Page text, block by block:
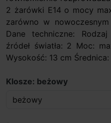
2 żarówki E14 o mocy
zarówno w
Dane techniczne:
źródeł światła: 2 Moc:
Wysokość: 13 cm
Klosze: beżowy